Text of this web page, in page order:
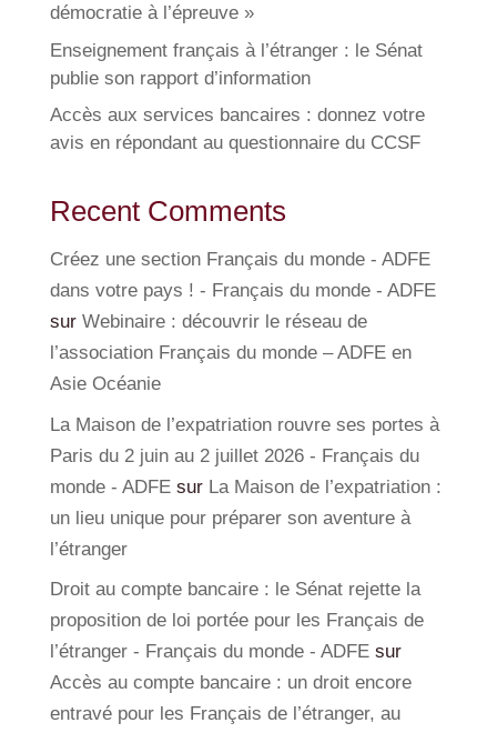
démocratie à l’épreuve »
Enseignement français à l’étranger : le Sénat
publie son rapport d’information
Accès aux services bancaires : donnez votre
avis en répondant au questionnaire du CCSF
Recent Comments
Créez une section Français du monde - ADFE
dans votre pays ! - Français du monde - ADFE
sur Webinaire : découvrir le réseau de
l’association Français du monde – ADFE en
Asie Océanie
La Maison de l’expatriation rouvre ses portes à
Paris du 2 juin au 2 juillet 2026 - Français du
monde - ADFEsur La Maison de l’expatriation :
un lieu unique pour préparer son aventure à
l’étranger
Droit au compte bancaire : le Sénat rejette la
proposition de loi portée pour les Français de
l’étranger - Français du monde - ADFEsur
Accès au compte bancaire : un droit encore
entravé pour les Français de l’étranger, au